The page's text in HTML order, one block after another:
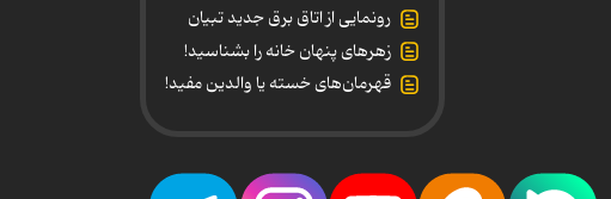
رونمایی از اتاق برق جدید تبیان
زهرهای پنهان خانه را بشناسید!
قهرمان‌های خسته یا والدین مفید!